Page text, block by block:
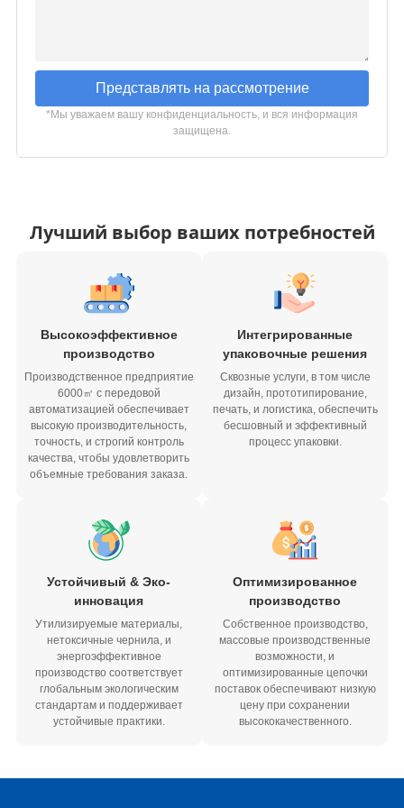
Представлять на рассмотрение
*Мы уважаем вашу конфиденциальность, и вся информация
защищена.
Лучший выбор ваших потребностей
Высокоэффективное
производство
Производственное предприятие
6000㎡ с передовой
автоматизацией обеспечивает
высокую производительность,
точность, и строгий контроль
качества, чтобы удовлетворить
объемные требования заказа.
Интегрированные
упаковочные решения
Сквозные услуги, в том числе
дизайн, прототипирование,
печать, и логистика, обеспечить
бесшовный и эффективный
процесс упаковки.
Устойчивый & Эко-
инновация
Утилизируемые материалы,
нетоксичные чернила, и
энергоэффективное
производство соответствует
глобальным экологическим
стандартам и поддерживает
устойчивые практики.
Оптимизированное
производство
Собственное производство,
массовые производственные
возможности, и
оптимизированные цепочки
поставок обеспечивают низкую
цену при сохранении
высококачественного.